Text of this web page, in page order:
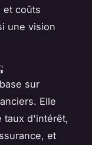
et coûts
une vision
sur
Elle
taux d'intérêt,
et